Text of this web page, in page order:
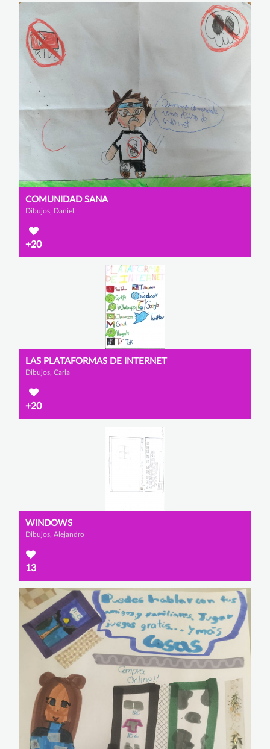
COMUNIDAD SANA
Dibujos, Daniel
+20
LAS PLATAFORMAS DE INTERNET
Dibujos, Carla
+20
WINDOWS
Dibujos, Alejandro
13